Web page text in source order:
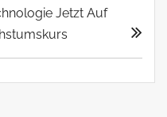
Jetzt Auf